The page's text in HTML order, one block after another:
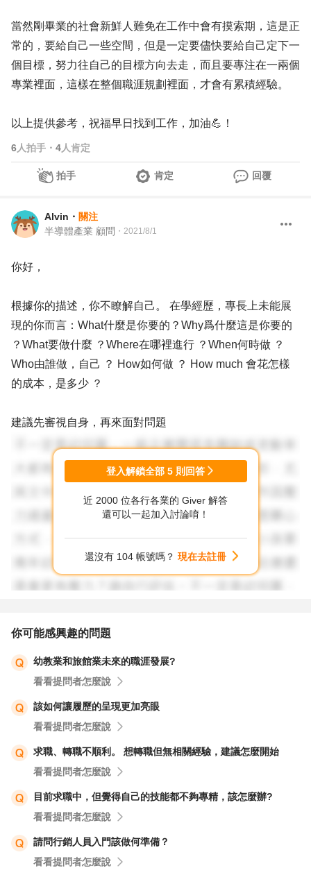
當然剛畢業的社會新鮮人難免在工作中會有摸索期，這是正
常的，要給自己一些空間，但是一定要儘快要給自己定下一
個目標，努力往自己的目標方向去走，而且要專注在一兩個
專業裡面，這樣在整個職涯規劃裡面，才會有累積經驗。
以上提供參考，祝福早日找到工作，加油💪！
6人拍手 ・ 4人肯定
拍手 肯定 回覆
Alvin ・ 關注
半導體產業 顧問 ・ 2021/8/1
你好，
根據你的描述，你不瞭解自己。 在學經歷，專長上未能展
現的你而言：What什麼是你要的？Why爲什麼這是你要的
？What要做什麼 ？Where在哪裡進行 ？When何時做 ？
Who由誰做，自己 ？ How如何做 ？ How much 會花怎樣
的成本，是多少 ？
建議先審視自身，再來面對問題
登入解鎖全部 5 則回答
近 2000 位各行各業的 Giver 解答
還可以一起加入討論唷！
還沒有 104 帳號嗎？ 現在去註冊
你可能感興趣的問題
幼教業和旅館業未來的職涯發展?
看看提問者怎麼說
該如何讓履歷的呈現更加亮眼
看看提問者怎麼說
求職、轉職不順利。 想轉職但無相關經驗，建議怎麼開始
看看提問者怎麼說
目前求職中，但覺得自己的技能都不夠專精，該怎麼辦?
看看提問者怎麼說
請問行銷人員入門該做何準備？
看看提問者怎麼說